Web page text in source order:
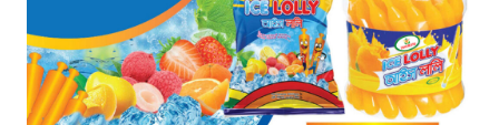
দাদিসহ স্কুলে আরও ৭ জনকে হত্যা
২০ ঘণ্টা আগে
সিলেটে দুই বাসের ভয়াবহ সংঘর্ষ: ঝরে
গেল ৮টি তাজা প্রাণ, হাসপাতালে ২৫